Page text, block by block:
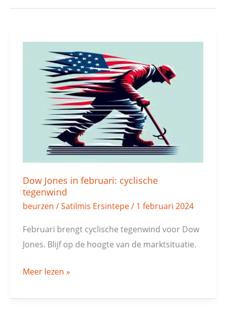
Dow Jones in februari: cyclische
tegenwind
beurzen /Satilmis Ersintepe/ 1 februari 2024
Februari brengt cyclische tegenwind voor Dow
Jones. Blijf op de hoogte van de marktsituatie.
februari:
cyclische
tegenwind
Meer lezen »